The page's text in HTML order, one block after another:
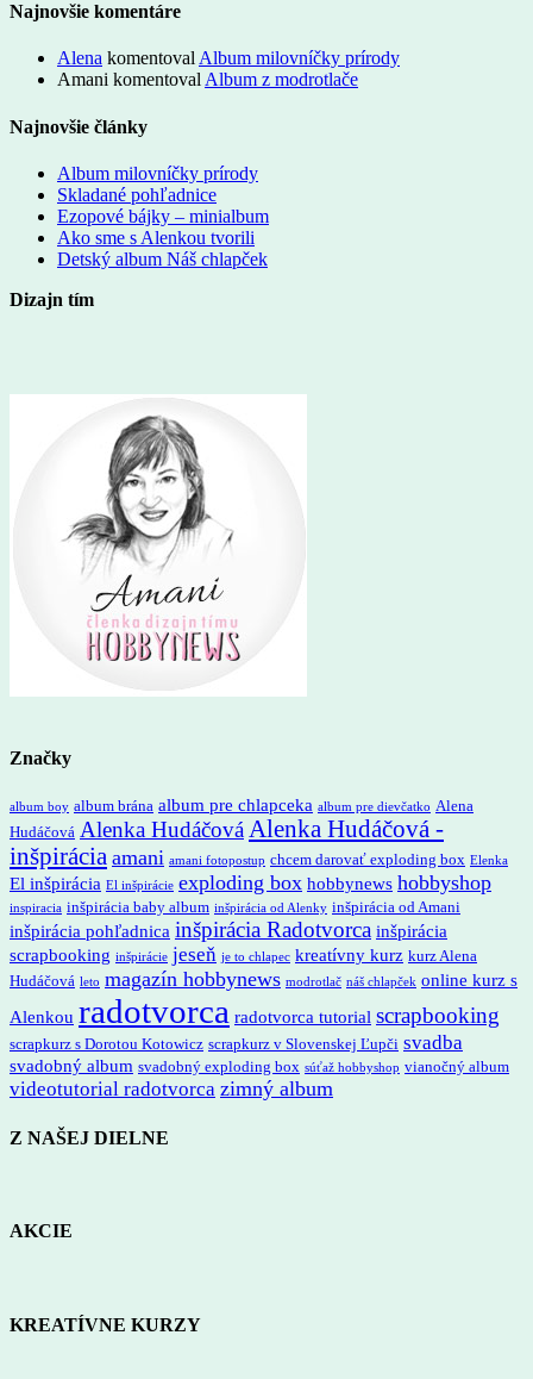
Najnovšie komentáre
Alena komentoval Album milovníčky prírody
Amani komentoval Album z modrotlače
Najnovšie články
Album milovníčky prírody
Skladané pohľadnice
Ezopové bájky – minialbum
Ako sme s Alenkou tvorili
Detský album Náš chlapček
Dizajn tím
Značky
album boy album brána album pre chlapceka album pre dievčatko Alena
Hudáčová Alenka Hudáčová Alenka Hudáčová -
inšpirácia amani amani fotopostup chcem darovať exploding box Elenka
El inšpirácia El inšpirácie exploding box hobbynews hobbyshop
inspiracia inšpirácia baby album inšpirácia od Alenky inšpirácia od Amani
inšpirácia pohľadnica inšpirácia Radotvorca inšpirácia
scrapbooking inšpirácie jeseň je to chlapec kreatívny kurz kurz Alena
Hudáčová leto magazín hobbynews modrotlač náš chlapček online kurz s
Alenkou radotvorca radotvorca tutorial scrapbooking
scrapkurz s Dorotou Kotowicz scrapkurz v Slovenskej Ľupči svadba
svadobný album svadobný exploding box súťaž hobbyshop vianočný album
videotutorial radotvorca zimný album
Z NAŠEJ DIELNE
AKCIE
KREATÍVNE KURZY